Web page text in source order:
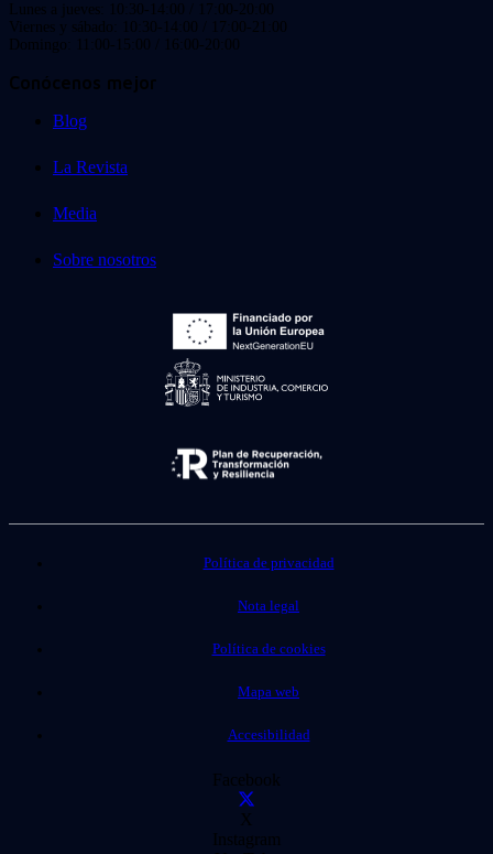
Lunes a jueves: 10:30-14:00 / 17:00-20:00
Viernes y sábado: 10:30-14:00 / 17:00-21:00
Domingo: 11:00-15:00 / 16:00-20:00
Conócenos mejor
Blog
La Revista
Media
Sobre nosotros
Política de privacidad
Nota legal
Política de cookies
Mapa web
Accesibilidad
Facebook
X
Instagram